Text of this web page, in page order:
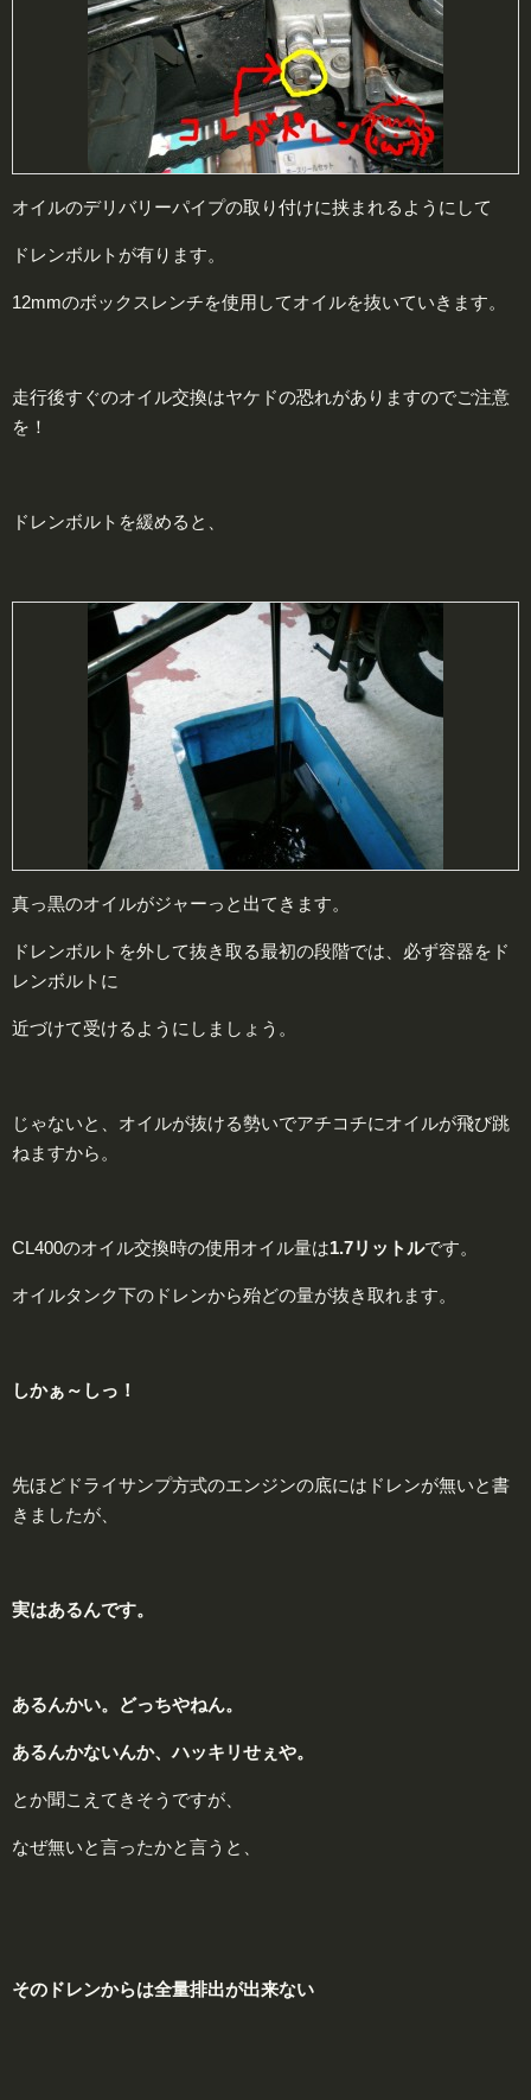
オイルのデリバリーパイプの取り付けに挟まれるようにして
ドレンボルトが有ります。
12mmのボックスレンチを使用してオイルを抜いていきます。
走行後すぐのオイル交換はヤケドの恐れがありますのでご注意
を！
ドレンボルトを緩めると、
真っ黒のオイルがジャーっと出てきます。
ドレンボルトを外して抜き取る最初の段階では、必ず容器をド
レンボルトに
近づけて受けるようにしましょう。
じゃないと、オイルが抜ける勢いでアチコチにオイルが飛び跳
ねますから。
CL400のオイル交換時の使用オイル量は1.7リットルです。
オイルタンク下のドレンから殆どの量が抜き取れます。
しかぁ～しっ！
先ほどドライサンプ方式のエンジンの底にはドレンが無いと書
きましたが、
実はあるんです。
あるんかい。 どっちやねん。
あるんかないんか、ハッキリせぇや。
とか聞こえてきそうですが、
なぜ無いと言ったかと言うと、
そのドレンからは全量排出が出来ない